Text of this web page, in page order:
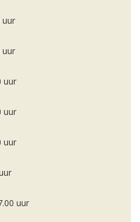
uur
uur
uur
uur
uur
uur